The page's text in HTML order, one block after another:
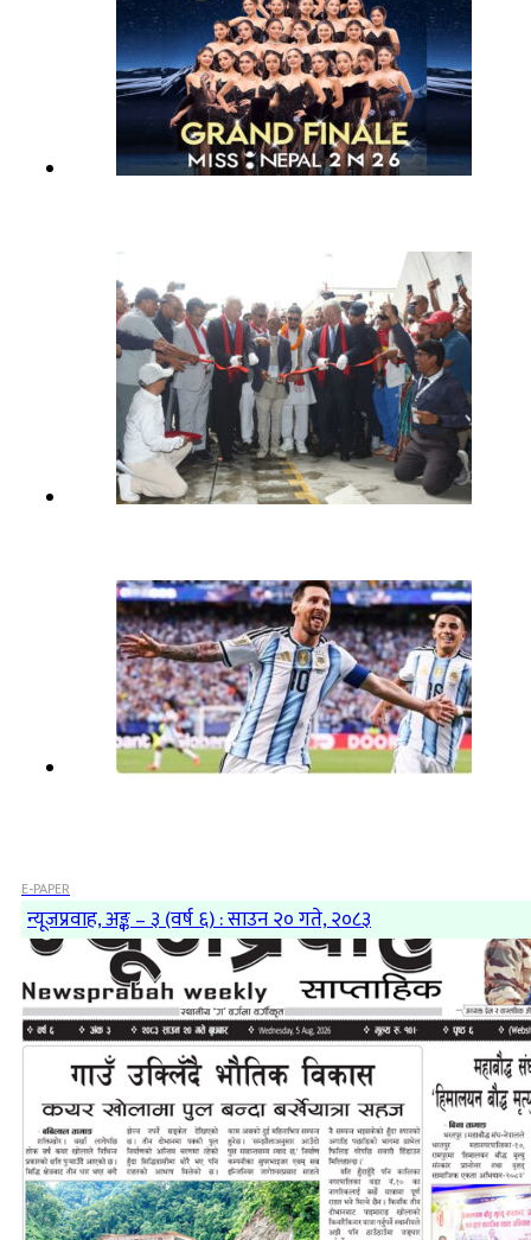
E-PAPER
न्यूजप्रवाह, अङ्क – ३ (वर्ष ६) : साउन २० गते, २०८३